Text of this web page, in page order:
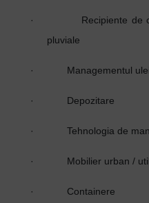
·
Recipiente de
pluviale
· Managementul
· Depozitare
· Tehnologia de
· Mobilier urban /
· Containere